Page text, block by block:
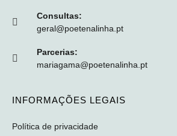
Consultas:
geral@poetenalinha.pt
Parcerias:
mariagama@poetenalinha.pt
INFORMAÇÕES LEGAIS
Política de privacidade